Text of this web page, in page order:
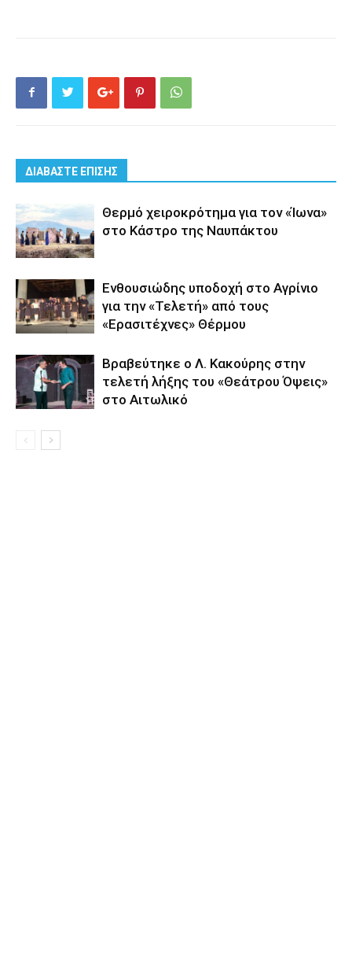
ΔΙΑΒΑΣΤΕ ΕΠΙΣΗΣ
Θερμό χειροκρότημα για τον «Ίωνα»
στο Κάστρο της Ναυπάκτου
Ενθουσιώδης υποδοχή στο Αγρίνιο
για την «Τελετή» από τους
«Ερασιτέχνες» Θέρμου
Βραβεύτηκε ο Λ. Κακούρης στην
τελετή λήξης του «Θεάτρου Όψεις»
στο Αιτωλικό